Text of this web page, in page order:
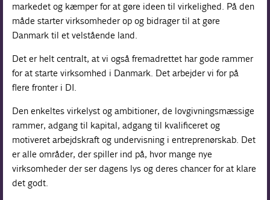
markedet og kæmper for at gøre ideen til virkelighed. På den
måde starter virksomheder op og bidrager til at gøre
Danmark til et velstående land.
Det er helt centralt, at vi også fremadrettet har gode rammer
for at starte virksomhed i Danmark. Det arbejder vi for på
flere fronter i DI.
Den enkeltes virkelyst og ambitioner, de lovgivningsmæssige
rammer, adgang til kapital, adgang til kvalificeret og
motiveret arbejdskraft og undervisning i entreprenørskab. Det
er alle områder, der spiller ind på, hvor mange nye
virksomheder der ser dagens lys og deres chancer for at klare
det godt.